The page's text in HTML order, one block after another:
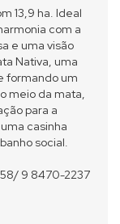
13,9 ha. Ideal
com a
e uma visão
Nativa, uma
um
meio da mata,
para a
casinha
social.
9 8470-2237